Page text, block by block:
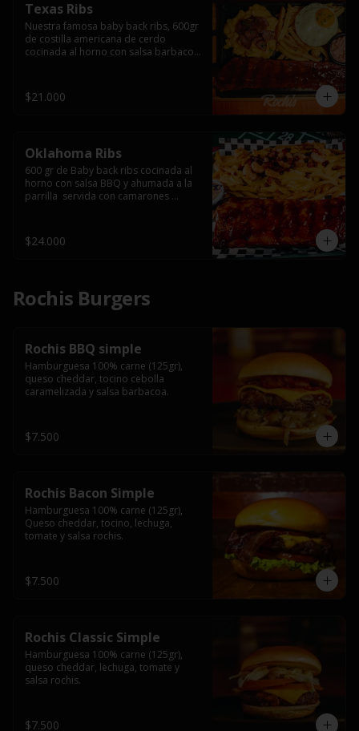
Texas Ribs
Nuestra famosa baby back ribs, 600gr
de costilla americana de cerdo
cocinada al horno con salsa barbacoa
tocino ahumado laminado, papas
fritas  y un huevo frito.
$21.000
Oklahoma Ribs
600 gr de Baby back ribs cocinada al
horno con salsa BBQ y ahumada a la
parrilla  servida con camarones
$24.000
Rochis Burgers
Rochis BBQ simple
Hamburguesa 100% carne (125gr),
queso cheddar, tocino cebolla
caramelizada y salsa barbacoa.
$7.500
Rochis Bacon Simple
Hamburguesa 100% carne (125gr),
Queso cheddar, tocino, lechuga,
tomate y salsa rochis.
$7.500
Rochis Classic Simple
Hamburguesa 100% carne (125gr),
queso cheddar, lechuga, tomate y
salsa rochis.
$7.500